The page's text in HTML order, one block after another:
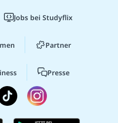
Jobs bei Studyflix
Partner
Presse